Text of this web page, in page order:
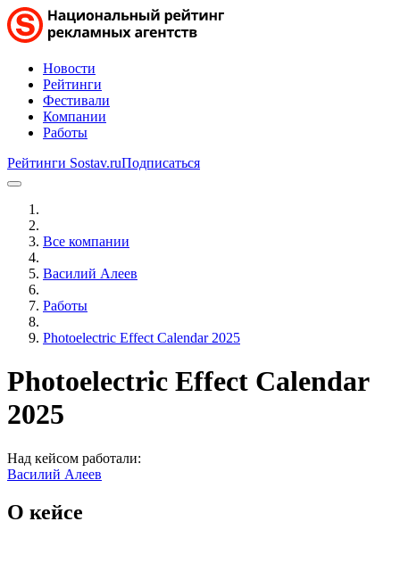
Новости
Рейтинги
Фестивали
Компании
Работы
Рейтинги Sostav.ruПодписаться
Все компании
Василий Алеев
Работы
Photoelectric Effect Calendar 2025
Photoelectric Effect Calendar
2025
Над кейсом работали:
Василий Алеев
О кейсе